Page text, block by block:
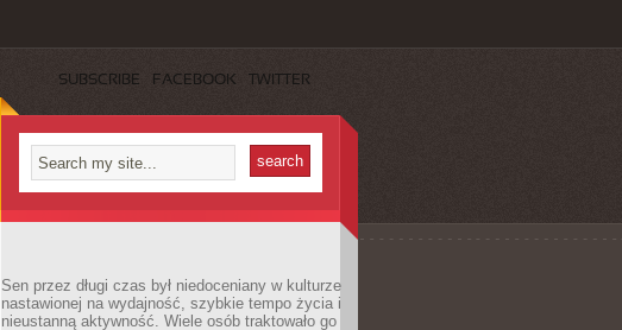
SUBSCRIBE FACEBOOK TWITTER
Sen przez długi czas był niedoceniany w kulturze
nastawionej na wydajność, szybkie tempo życia i
nieustanną aktywność. Wiele osób traktowało go